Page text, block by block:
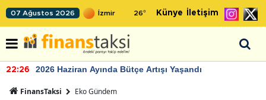
07 Ağustos 2026 26° Künye İletişim
22:26 2026 Haziran Ayında Bütçe Artışı Yaşandı
FinansTaksi Eko Gündem